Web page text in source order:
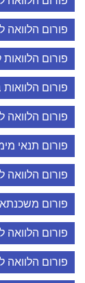
פורום
פורום
פורום הלוואות
פורום הלוואה
פורום תנאי
פורום הלוואה
פורום משכנתא
פורום הלוואה
פורום הלוואה